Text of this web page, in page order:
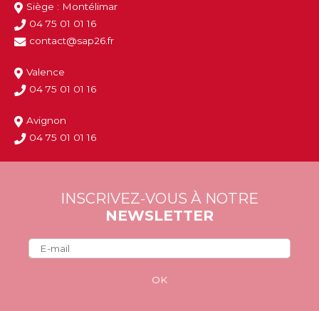
Siège : Montélimar
04 75 01 01 16
contact@sap26.fr
Valence
04 75 01 01 16
Avignon
04 75 01 01 16
INSCRIVEZ-VOUS À NOTRE
NEWSLETTER
OK